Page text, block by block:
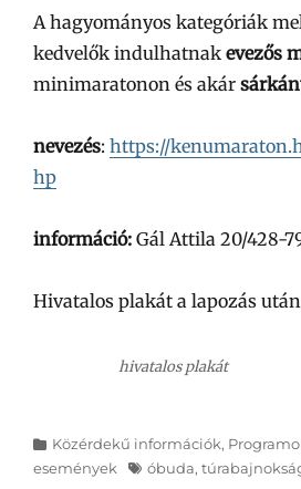
A hagyományos kategóriák
kedvelők indulhatnak evezős
minimaratonon és akár
nevezés: https://
hp
információ: Gál Attila 20/428-
Hivatalos plakát a lapozás
hivatalos plakát
Categories
Közérdekű információk,
események
Tagsóbuda,